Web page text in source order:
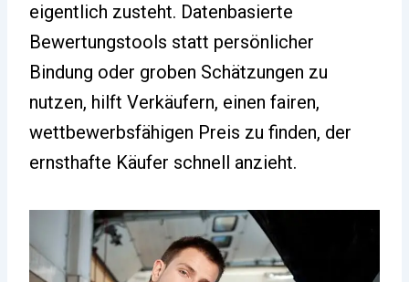
eigentlich zusteht. Datenbasierte
Bewertungstools statt persönlicher
Bindung oder groben Schätzungen zu
nutzen, hilft Verkäufern, einen fairen,
wettbewerbsfähigen Preis zu finden, der
ernsthafte Käufer schnell anzieht.